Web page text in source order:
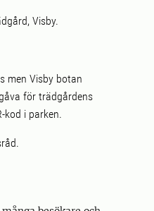
Visby.
men Visby botan
för trädgårdens
kod i parken.